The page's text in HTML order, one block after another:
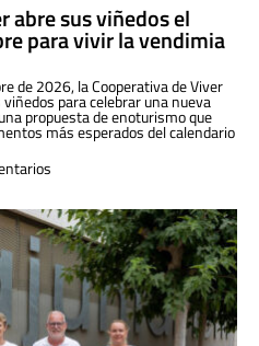
abre sus viñedos el
para vivir la vendimia
de 2026, la Cooperativa de Viver
para celebrar una nueva
propuesta de enoturismo que
más esperados del calendario